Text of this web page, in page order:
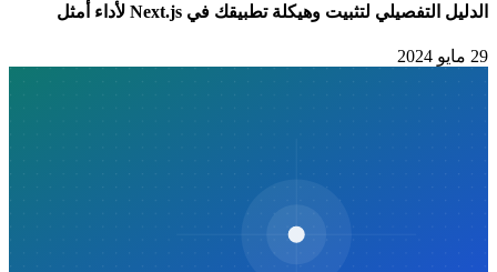
الدليل التفصيلي لتثبيت وهيكلة تطبيقك في Next.js لأداء أمثل
29 مايو 2024